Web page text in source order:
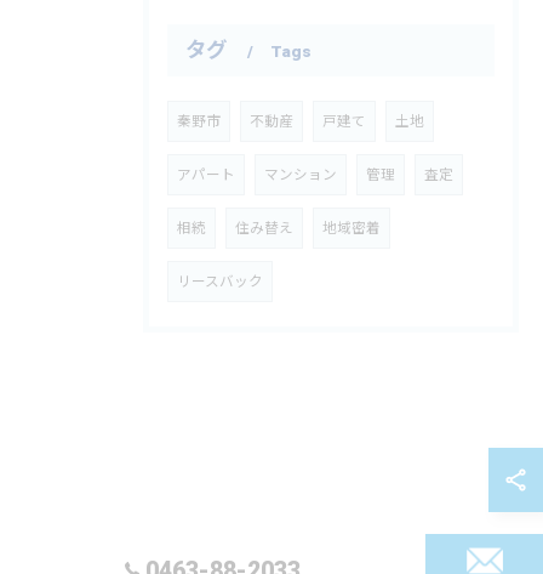
タグ Tags
秦野市 不動産 戸建て 土地
アパート マンション 管理 査定
相続 住み替え 地域密着
リースバック